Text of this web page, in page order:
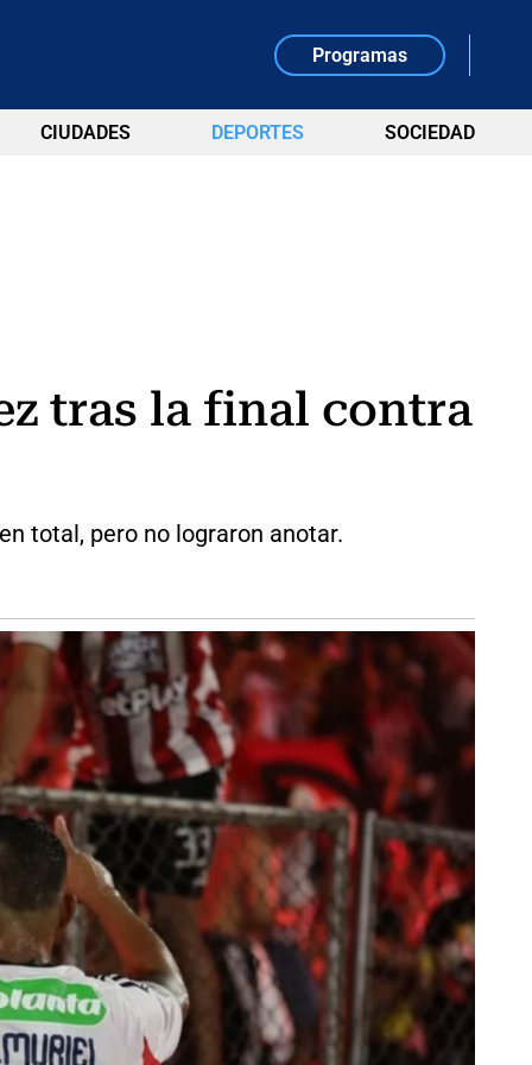
Programas
CIUDADES DEPORTES SOCIEDAD
tras la final contra
total, pero no lograron anotar.